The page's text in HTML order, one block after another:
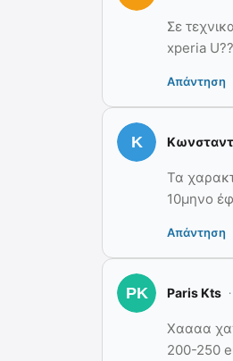
Σε
xperia
Απάντηση
Τα
10μηνο
Απάντηση
Paris Kts
Χαααα
200-250